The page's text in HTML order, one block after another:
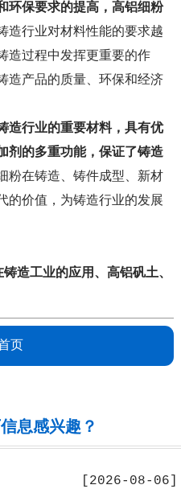
环保要求的提高， 高铝细粉
造行业对材料性能的要求越
造过程中发挥更重要的作
造产品的质量、环保和经济
造行业的重要材料，具有优
剂的多重功能，保证了铸造
粉在铸造、铸件成型、新材
的价值，为铸造行业的发展
造工业的应用、 高铝矾土、
页
息感兴趣？
[2026-08-06]